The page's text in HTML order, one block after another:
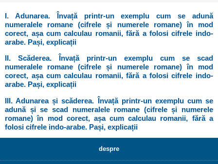
I. Adunarea. Învață printr-un exemplu cum se adună
numeralele romane (cifrele și numerele romane) în mod
corect, așa cum calculau romanii, fără a folosi cifrele indo-
arabe. Pași, explicații
II. Scăderea. Învață printr-un exemplu cum se scad
numeralele romane (cifrele și numerele romane) în mod
corect, așa cum calculau romanii, fără a folosi cifrele indo-
arabe. Pași, explicații
III. Adunarea și scăderea. Învață printr-un exemplu cum se
adună și se scad numeralele romane (cifrele și numerele
romane) în mod corect, așa cum calculau romanii, fără a
folosi cifrele indo-arabe. Pași, explicații
despre